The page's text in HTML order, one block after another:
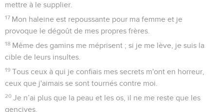
mettre à le supplier.
17 Mon haleine est repoussante pour ma femme et je
provoque le dégoût de mes propres frères.
18 Même des gamins me méprisent ; si je me lève, je suis la
cible de leurs insultes.
19 Tous ceux à qui je confiais mes secrets m'ont en horreur,
ceux que j'aimais se sont tournés contre moi.
20 Je n’ai plus que la peau et les os, il ne me reste que les
gencives.